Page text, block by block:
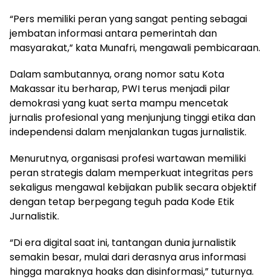
“Pers memiliki peran yang sangat penting sebagai
jembatan informasi antara pemerintah dan
masyarakat,” kata Munafri, mengawali pembicaraan.
Dalam sambutannya, orang nomor satu Kota
Makassar itu berharap, PWI terus menjadi pilar
demokrasi yang kuat serta mampu mencetak
jurnalis profesional yang menjunjung tinggi etika dan
independensi dalam menjalankan tugas jurnalistik.
Menurutnya, organisasi profesi wartawan memiliki
peran strategis dalam memperkuat integritas pers
sekaligus mengawal kebijakan publik secara objektif
dengan tetap berpegang teguh pada Kode Etik
Jurnalistik.
“Di era digital saat ini, tantangan dunia jurnalistik
semakin besar, mulai dari derasnya arus informasi
hingga maraknya hoaks dan disinformasi,” tuturnya.